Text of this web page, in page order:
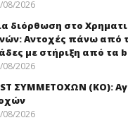
08/2026
διόρθωση στο
Αντοχές πάνω από
με στήριξη από τα
08/2026
ΣΥΜΜΕΤΟΧΩΝ (ΚΟ):
08/2026